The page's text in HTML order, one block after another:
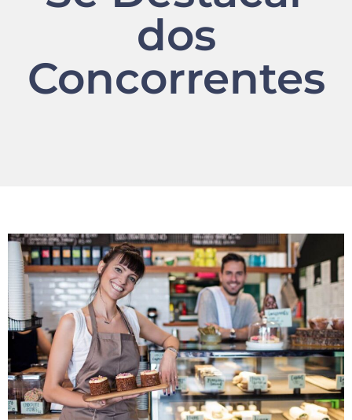
dos
Concorrentes